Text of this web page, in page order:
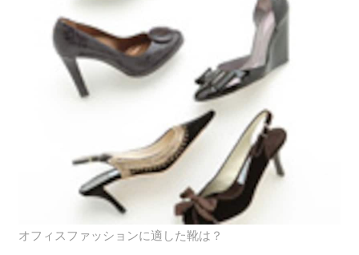
オフィスファッションに適した靴は？